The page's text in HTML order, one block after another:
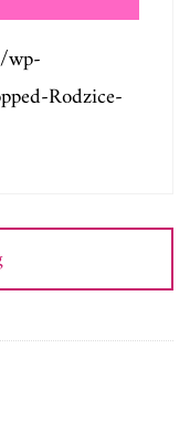
wp-
Rodzice-